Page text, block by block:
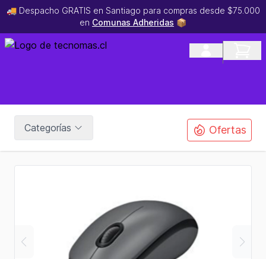
🚚 Despacho GRATIS en Santiago para compras desde $75.000
en Comunas Adheridas 📦
Categorías Ofertas